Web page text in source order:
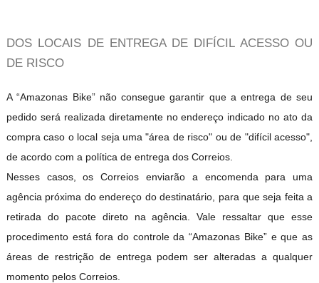
DOS LOCAIS DE ENTREGA DE DIFÍCIL ACESSO OU
DE RISCO
A “Amazonas Bike” não consegue garantir que a entrega de seu
pedido será realizada diretamente no endereço indicado no ato da
compra caso o local seja uma "área de risco" ou de "difícil acesso",
de acordo com a política de entrega dos Correios.
Nesses casos, os Correios enviarão a encomenda para uma
agência próxima do endereço do destinatário, para que seja feita a
retirada do pacote direto na agência. Vale ressaltar que esse
procedimento está fora do controle da “Amazonas Bike” e que as
reas de restrição de entrega podem ser alteradas a qualquer
momento pelos Correios.